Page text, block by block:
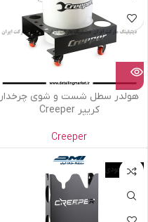
هولدر سطل شست و شوی چرخدار
کریپر Creeper
Creeper
اتمام موجودی